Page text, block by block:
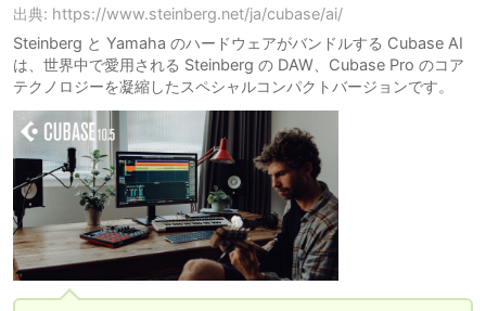
出典: https://www.steinberg.net/ja/cubase/ai/
Steinberg と Yamaha のハードウェアがバンドルする Cubase AI
は、世界中で愛用される Steinberg の DAW、Cubase Pro のコア
テクノロジーを凝縮したスペシャルコンパクトバージョンです。